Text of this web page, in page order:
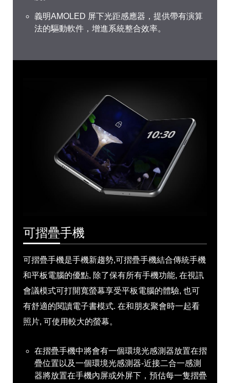
義明AMOLED 屏下光距感應器，提供帶有演算
法的驅動軟件，增進系統整合效率。
可摺疊手機
可摺疊手機是手機新趨勢,可摺疊手機結合傳統手機
和平板電腦的優點, 除了保有所有手機功能, 在視訊
會議模式可打開寬螢幕享受平板電腦的體驗, 也可
有舒適的閱讀電子書模式. 在和朋友聚會時一起看
照片, 可使用較大的螢幕。
在摺疊手機中將會有一個環境光感測器放置在摺
疊位置以及一個環境光感測器-近接二合一感測
器將放置在手機內屏或外屏下，預估每一隻摺疊